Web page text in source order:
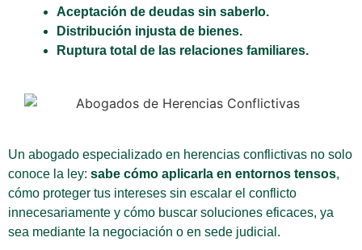
Aceptación de deudas sin saberlo.
Distribución injusta de bienes.
Ruptura total de las relaciones familiares.
Un abogado especializado en herencias conflictivas no solo
conoce la ley: sabe cómo aplicarla en entornos tensos,
cómo proteger tus intereses sin escalar el conflicto
innecesariamente y cómo buscar soluciones eficaces, ya
sea mediante la negociación o en sede judicial.